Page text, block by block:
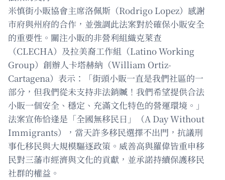
米慎街小販協會主席洛佩斯（Rodrigo Lopez）感謝
市府與州府的合作，並強調此法案對於確保小販安全
的重要性。關注小販的非營利組織克萊查
（CLECHA）及拉美裔工作組（Latino Working
Group）創辦人卡塔赫納（William Ortiz-
Cartagena）表示：「街頭小販一直是我們社區的一
部分，但我們從未支持非法銷贓！我們希望提供合法
小販一個安全、穩定、充滿文化特色的營運環境。」
法案宣佈恰逢是「全國無移民日」（A Day Without
Immigrants），當天許多移民選擇不出門，抗議刑
事化移民與大規模驅逐政策。威善高與羅偉皆重申移
民對三藩市經濟與文化的貢獻，並承諾持續保護移民
社群的權益。